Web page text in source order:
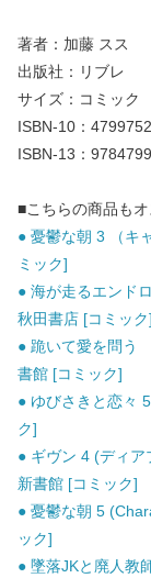
著者：加藤 スス
出版社：リブレ
サイズ：コミック
ISBN-10：
ISBN-13：
■こちらの商品も
● 憂鬱な朝 3 （キ
ミック]
● 海が走るエンド
秋田書店 [コミック]
● 跪いて愛を問う
書館 [コミック]
● ゆびさきと恋々
ク]
● ギヴン 4 (ディ
新書館 [コミック]
● 憂鬱な朝 5
ック]
● 墜落JKと廃人教